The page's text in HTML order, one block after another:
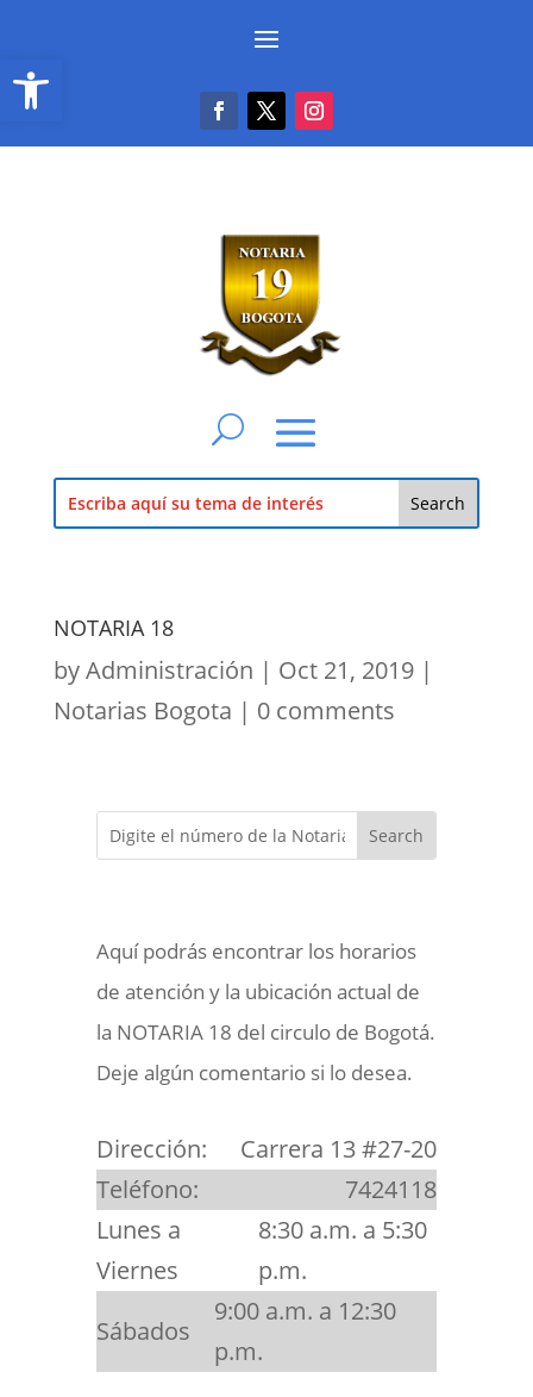
Abrir barra de herramientas
NOTARIA 18
byAdministración | Oct 21, 2019|
Notarias Bogota | 0 comments
Aquí podrás encontrar los horarios
de atención y la ubicación actual de
la NOTARIA 18 del circulo de Bogotá.
Deje algún comentario si lo desea.
Dirección:
Carrera 13 #27-20
Teléfono:
7424118
Lunes a
Viernes
8:30 a.m. a 5:30
p.m.
Sábados
9:00 a.m. a 12:30
p.m.